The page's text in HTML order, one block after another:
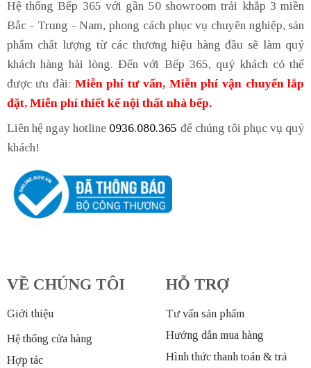
Hệ thống Bếp 365 với gần 50 showroom trải khắp 3 miền
Bắc - Trung - Nam, phong cách phục vụ chuyên nghiệp, sản
phẩm chất lượng từ các thương hiệu hàng đầu sẽ làm quý
khách hàng hài lòng. Đến với Bếp 365, quý khách có thể
được ưu đãi: Miễn phí tư vấn, Miễn phí vận chuyển lắp
đặt, Miễn phí thiết kế nội thất nhà bếp.
Liên hệ ngay hotline 0936.080.365 để chúng tôi phục vụ quý
khách!
VỀ CHÚNG TÔI
Giới thiệu
Hệ thống cửa hàng
Hợp tác
HỖ TRỢ
Tư vấn sản phẩm
Hướng dẫn mua hàng
Hình thức thanh toán & trả